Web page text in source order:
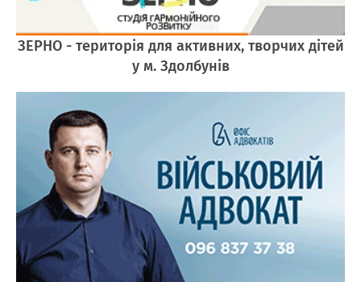
ЗЕРНО - територія для активних, творчих дітей
у м. Здолбунів